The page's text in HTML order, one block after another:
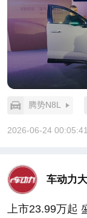
腾势N8L
2026-06-24 00:05:41
车动力
上市23.99万起